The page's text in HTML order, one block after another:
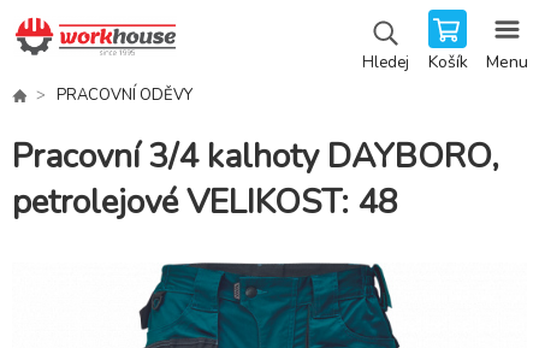
Hledej Košík Menu
PRACOVNÍ ODĚVY
Pracovní 3/4 kalhoty DAYBORO,
petrolejové VELIKOST: 48